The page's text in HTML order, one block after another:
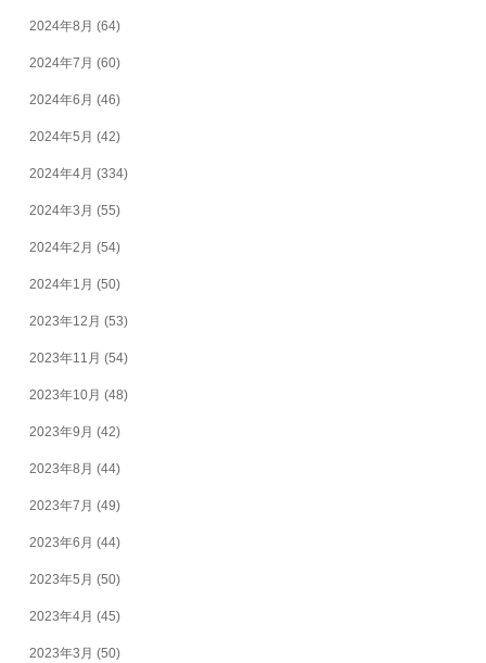
2024年8月 (64)
2024年7月 (60)
2024年6月 (46)
2024年5月 (42)
2024年4月 (334)
2024年3月 (55)
2024年2月 (54)
2024年1月 (50)
2023年12月 (53)
2023年11月 (54)
2023年10月 (48)
2023年9月 (42)
2023年8月 (44)
2023年7月 (49)
2023年6月 (44)
2023年5月 (50)
2023年4月 (45)
2023年3月 (50)